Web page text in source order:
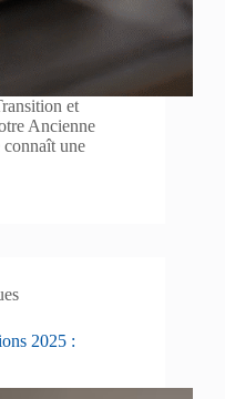
et
Ancienne
une
2025 :